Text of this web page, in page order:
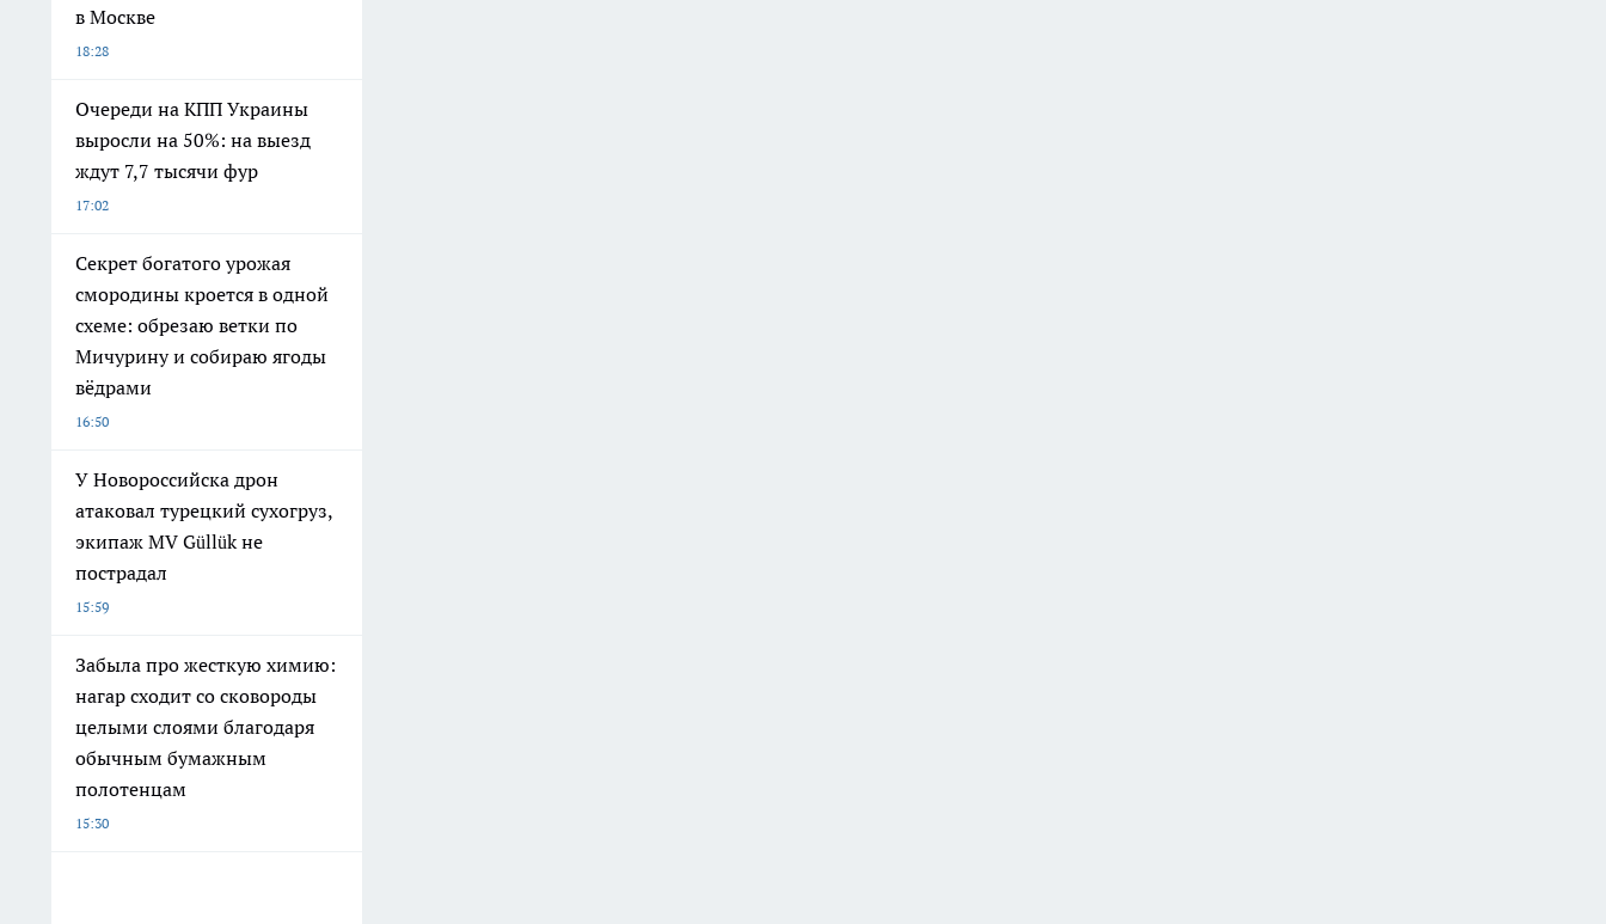
в Москве
18:28
Очереди на КПП Украины
выросли на 50%: на выезд
ждут 7,7 тысячи фур
17:02
Секрет богатого урожая
смородины кроется в одной
схеме: обрезаю ветки по
Мичурину и собираю ягоды
вёдрами
16:50
У Новороссийска дрон
атаковал турецкий сухогруз,
экипаж MV Güllük не
пострадал
15:59
Забыла про жесткую химию:
нагар сходит со сковороды
целыми слоями благодаря
обычным бумажным
полотенцам
15:30